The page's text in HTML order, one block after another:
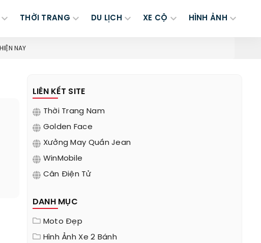
THỜI TRANG DU LỊCH XE CỘ HÌNH ẢNH
NAY
LIÊN KẾT SITE
Thời Trang Nam
Golden Face
Xưởng May Quần Jean
WinMobile
Cân Điện Tử
DANH MỤC
Moto Đẹp
Hình Ảnh Xe 2 Bánh